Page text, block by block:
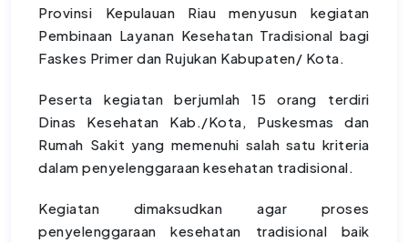
Provinsi Kepulauan Riau menyusun kegiatan
Pembinaan Layanan Kesehatan Tradisional bagi
Faskes Primer dan Rujukan Kabupaten/ Kota.
Peserta kegiatan berjumlah 15 orang terdiri
Dinas Kesehatan Kab./Kota, Puskesmas dan
Rumah Sakit yang memenuhi salah satu kriteria
dalam penyelenggaraan kesehatan tradisional.
Kegiatan dimaksudkan agar proses
penyelenggaraan kesehatan tradisional baik